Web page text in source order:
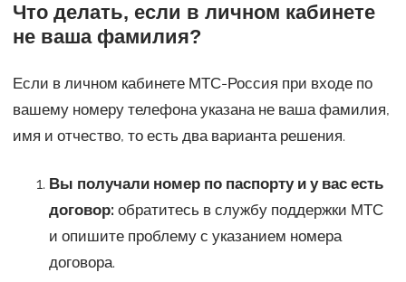
Что делать, если в личном кабинете
не ваша фамилия?
Если в личном кабинете МТС-Россия при входе по
вашему номеру телефона указана не ваша фамилия,
имя и отчество, то есть два варианта решения.
Вы получали номер по паспорту и у вас есть
договор: обратитесь в службу поддержки МТС
и опишите проблему с указанием номера
договора.